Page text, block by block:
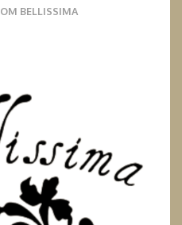
OM BELLISSIMA